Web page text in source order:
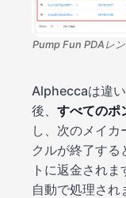
Pump Fun PDAレ
Alpheccaは違
後、 すべてのポ
し、次のメイカ
クルが終了する
トに返金され
自動で処理され